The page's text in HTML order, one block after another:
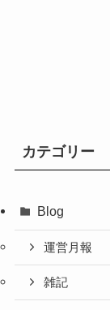
カテゴリー
Blog
運営月報
雑記